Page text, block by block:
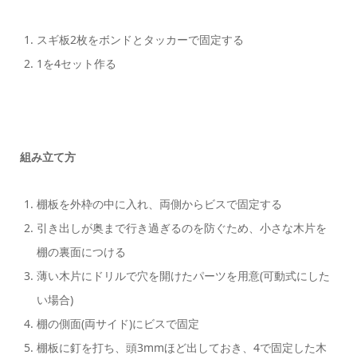
スギ板2枚をボンドとタッカーで固定する
1を4セット作る
組み立て方
棚板を外枠の中に入れ、両側からビスで固定する
引き出しが奥まで行き過ぎるのを防ぐため、小さな木片を
棚の裏面につける
薄い木片にドリルで穴を開けたパーツを用意(可動式にした
い場合)
棚の側面(両サイド)にビスで固定
棚板に釘を打ち、頭3mmほど出しておき、4で固定した木